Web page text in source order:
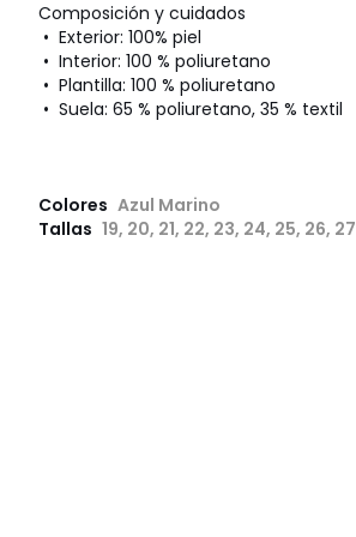
Composición y cuidados
• Exterior: 100% piel
• Interior: 100 % poliuretano
• Plantilla: 100 % poliuretano
• Suela: 65 % poliuretano, 35 % textil
Colores Azul Marino
Tallas 19, 20, 21, 22, 23, 24, 25, 26, 27